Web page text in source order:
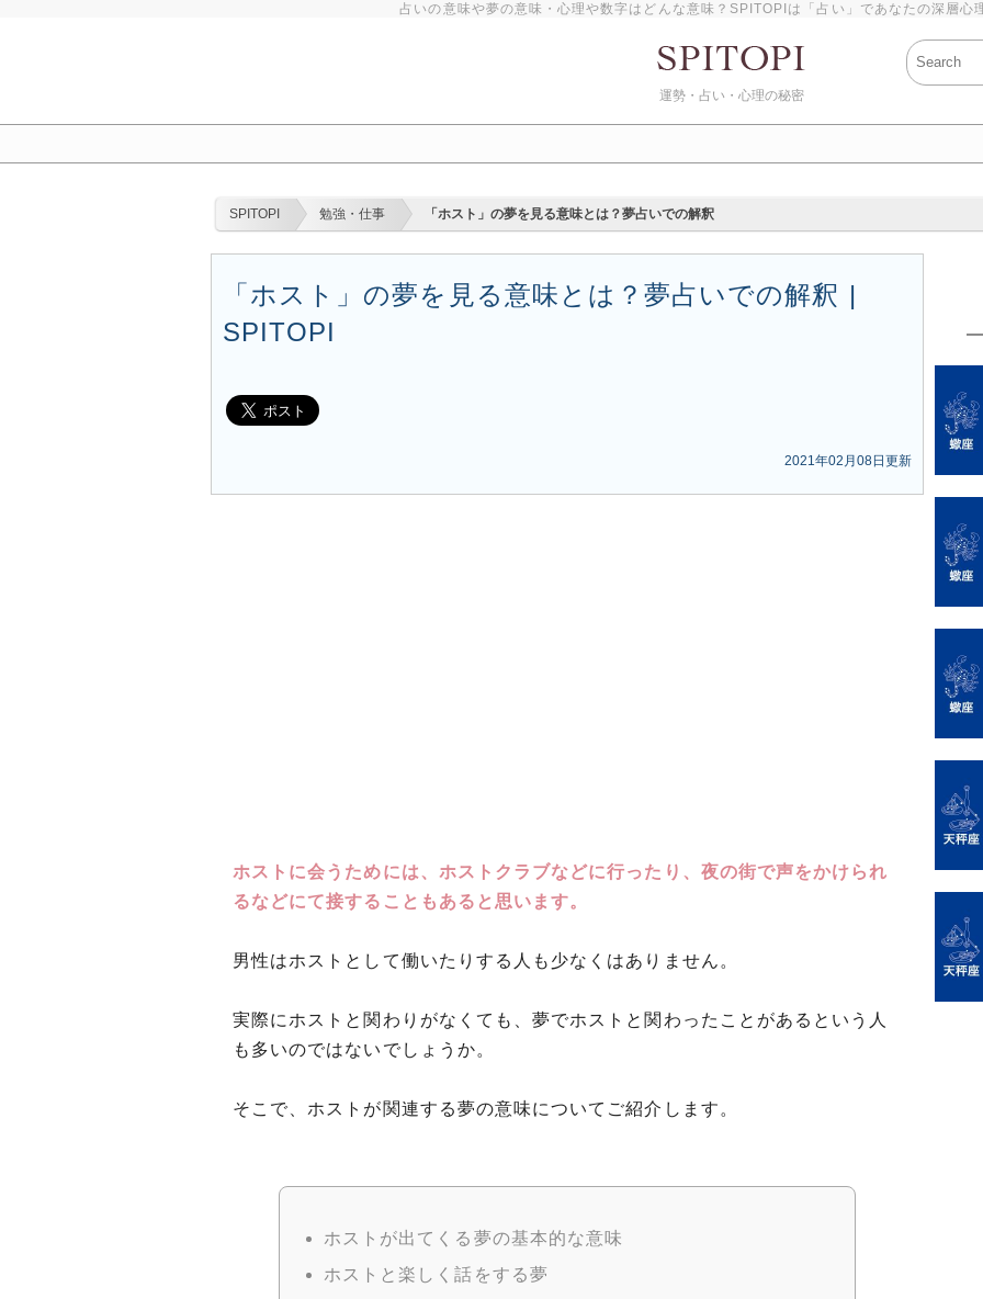
占いの意味や夢の意味・心理や数字はどんな意味？SPITOPIは「占い」であなたの深層心
運勢・占い・心理の秘密
SPITOPI 勉強・仕事 「ホスト」の夢を見る意味とは？夢占いでの解釈
「ホスト」の夢を見る意味とは？夢占いでの解釈 |
SPITOPI
2021年02月08日更新
ホストに会うためには、ホストクラブなどに行ったり、夜の街で声をかけられ
るなどにて接することもあると思います。
男性はホストとして働いたりする人も少なくはありません。
実際にホストと関わりがなくても、夢でホストと関わったことがあるという人
も多いのではないでしょうか。
そこで、ホストが関連する夢の意味についてご紹介します。
ホストが出てくる夢の基本的な意味
ホストと楽しく話をする夢